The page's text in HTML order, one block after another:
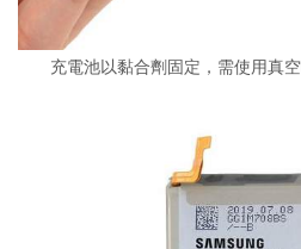
充電池以黏合劑固定，需使用真